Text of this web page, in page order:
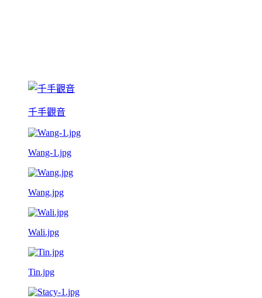
千手觀音
Wang-1.jpg
Wang.jpg
Wali.jpg
Tin.jpg